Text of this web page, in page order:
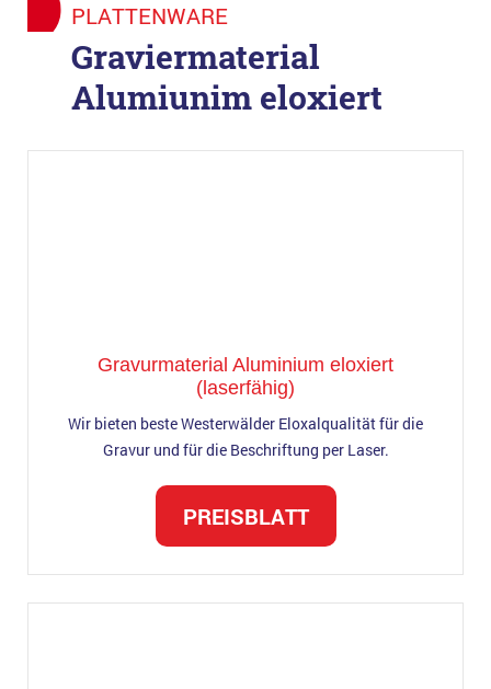
Graviermaterial
Alumiunim eloxiert
PLATTENWARE
Gravurmaterial Aluminium eloxiert
(laserfähig)
Wir bieten beste Westerwälder Eloxalqualität für die
Gravur und für die Beschriftung per Laser.
PREISBLATT